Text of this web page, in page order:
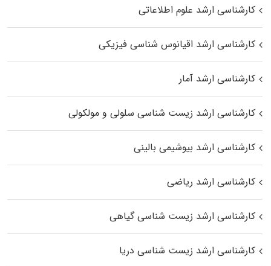
کارشناسی ارشد علوم اطلاعاتی
کارشناسی ارشد اقیانوس‌ شناسی فیزیکی
کارشناسی ارشد آمار
کارشناسی ارشد زیست شناسی سلولی و مولکولی
کارشناسی ارشد بیوشیمی بالینی
کارشناسی ارشد ریاضی
کارشناسی ارشد زیست‌ شناسی گیاهی
کارشناسی ارشد زیست‌ شناسی دریا